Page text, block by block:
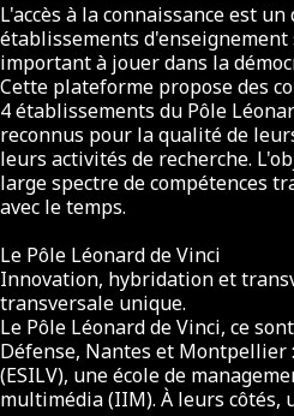
L'accès à la connaissance est
établissements
important à jouer dans la
Cette plateforme propose des
4 établissements du Pôle
reconnus pour la qualité de
leurs activités de recherche.
large spectre de compétences
avec le temps.
Le Pôle Léonard de Vinci
Innovation, hybridation et
transversale unique.
Le Pôle Léonard de Vinci, ce
Défense, Nantes et Montpellier
(ESILV), une école de
multimédia (IIM). À leurs